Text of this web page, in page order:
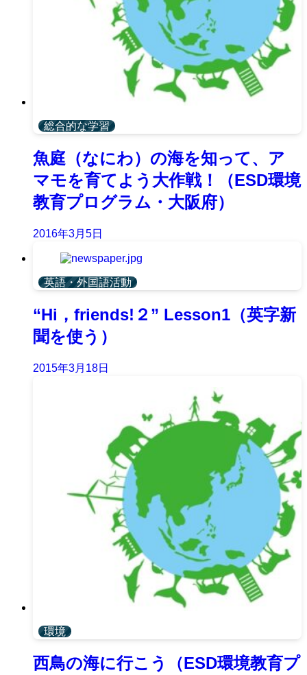
総合的な学習
魚庭（なにわ）の海を知って、ア
マモを育てよう大作戦！（ESD環境
教育プログラム・大阪府）
2016年3月5日
英語・外国語活動
“Hi，friends!２” Lesson1（英字新
聞を使う）
2015年3月18日
環境
西鳥の海に行こう（ESD環境教育プ